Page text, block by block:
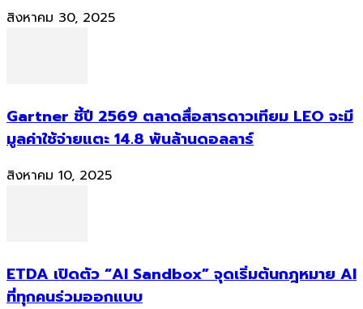
สิงหาคม 30, 2025
Gartner ชี้ปี 2569 ตลาดสื่อสารดาวเทียม LEO จะมี
มูลค่าใช้จ่ายแตะ 14.8 พันล้านดอลลาร์
สิงหาคม 10, 2025
ETDA เปิดตัว “AI Sandbox” จุดเริ่มต้นกฎหมาย AI
ที่ทุกคนร่วมออกแบบ